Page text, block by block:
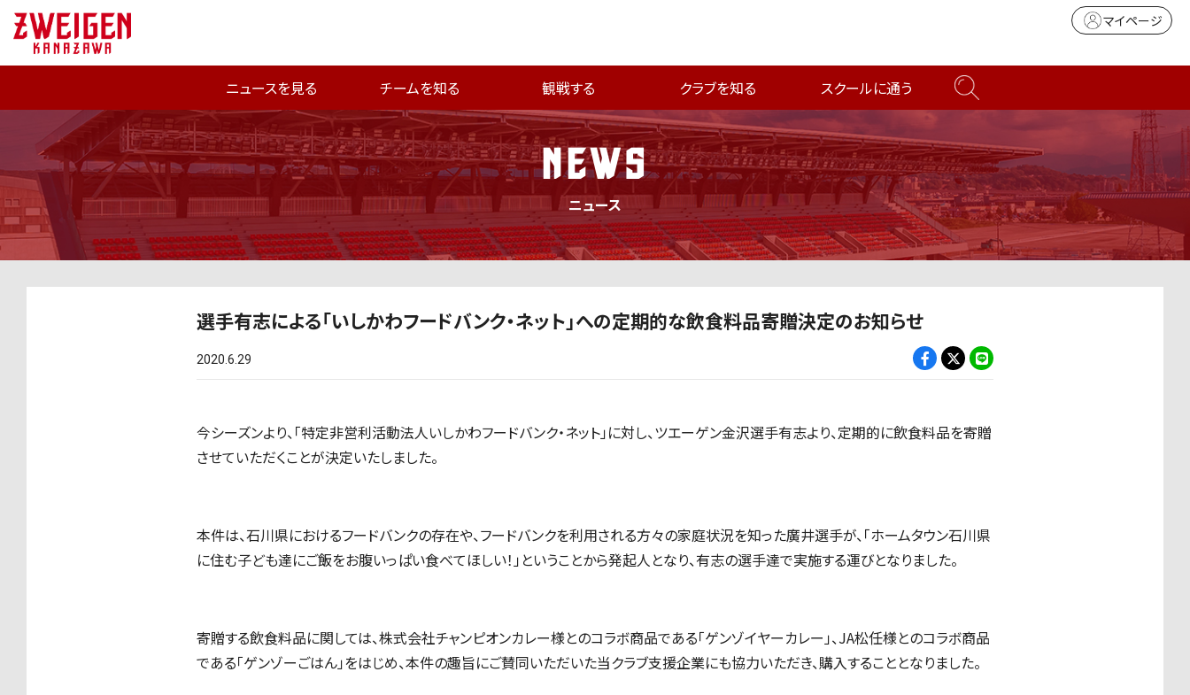
マイページ
ニュースを見る チームを知る 観戦する クラブを知る スクールに通う
NEWS
ニュース
選手有志による「いしかわフードバンク・ネット」への定期的な飲食料品寄贈決定のお知らせ
2020.6.29
今シーズンより、「特定非営利活動法人いしかわフードバンク・ネット」に対し、ツエーゲン金沢選手有志より、定期的に飲食料品を寄贈
させていただくことが決定いたしました。
本件は、石川県におけるフードバンクの存在や、フードバンクを利用される方々の家庭状況を知った廣井選手が、「ホームタウン石川県
に住む子ども達にご飯をお腹いっぱい食べてほしい！」ということから発起人となり、有志の選手達で実施する運びとなりました。
寄贈する飲食料品に関しては、株式会社チャンピオンカレー様とのコラボ商品である「ゲンゾイヤーカレー」、JA松任様とのコラボ商品
である「ゲンゾーごはん」をはじめ、本件の趣旨にご賛同いただいた当クラブ支援企業にも協力いただき、購入することとなりました。